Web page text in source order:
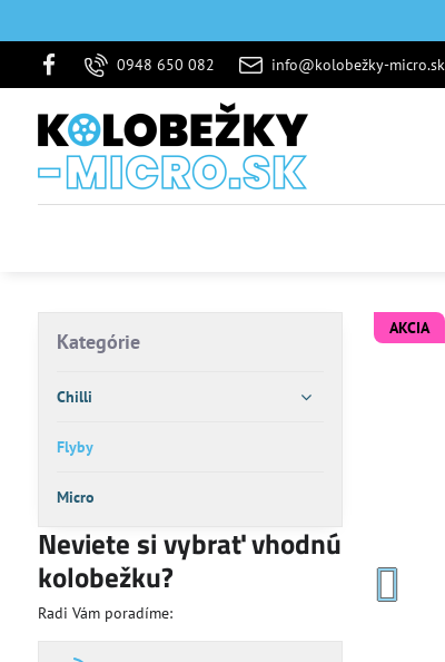
0948 650 082 info@kolobežky-micro.sk
AKCIA
Kategórie
Chilli
Flyby
Micro
Neviete si vybrať vhodnú
kolobežku?
Radi Vám poradíme: